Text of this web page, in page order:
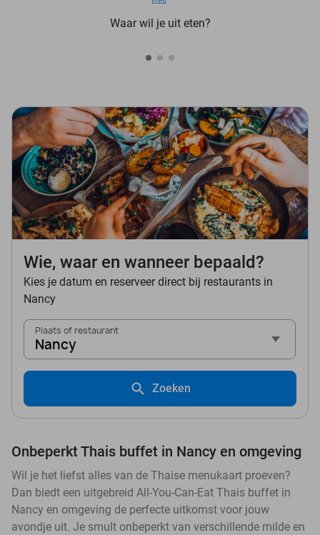
Waar wil je uit eten?
Wie, waar en wanneer bepaald?
Kies je datum en reserveer direct bij restaurants in
Nancy
Plaats of restaurant
Nancy
Zoeken
Onbeperkt Thais buffet in Nancy en omgeving
Wil je het liefst alles van de Thaise menukaart proeven?
Dan biedt een uitgebreid All-You-Can-Eat Thais buffet in
Nancy en omgeving de perfecte uitkomst voor jouw
avondje uit. Je smult onbeperkt van verschillende milde en